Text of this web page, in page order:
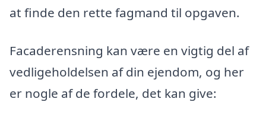
at finde den rette fagmand til opgaven.
Facaderensning kan være en vigtig del af
vedligeholdelsen af din ejendom, og her
er nogle af de fordele, det kan give: